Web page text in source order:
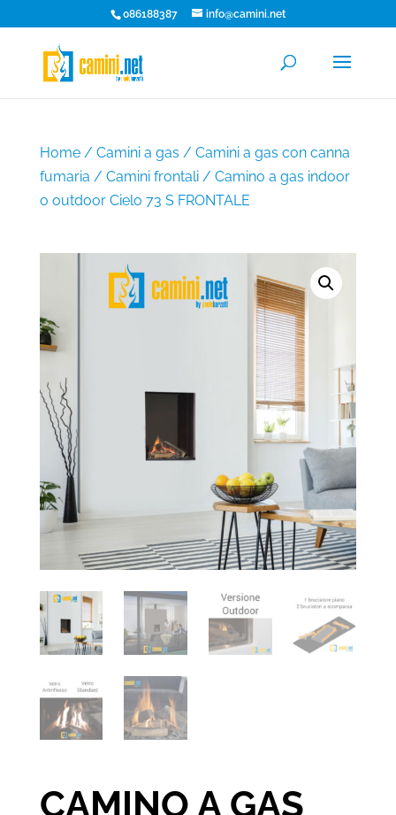
086188387 info@camini.net
Home/ Camini a gas / Camini a gas con canna
fumaria / Camini frontali/ Camino a gas indoor
o outdoor Cielo 73 S FRONTALE
CAMINO A GAS